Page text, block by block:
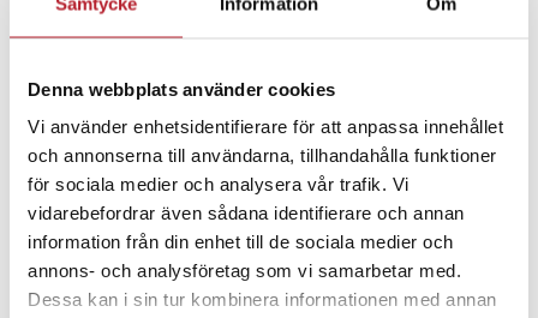
Denna webbplats använder cookies
Vi använder enhetsidentifierare för att anpassa innehållet
och annonserna till användarna, tillhandahålla funktioner
för sociala medier och analysera vår trafik. Vi
vidarebefordrar även sådana identifierare och annan
information från din enhet till de sociala medier och
annons- och analysföretag som vi samarbetar med.
Dessa kan i sin tur kombinera informationen med annan
Allen Bradley (Series B) 1756-L65/B
Allen Bradley (Series B) 1756-L6X/B
Allen Bradley (Series B) 5561
Allen Bradley (Series B) 5562
Allen Bradley (Series B) 5563
Allen Bradley (Series B) 5564
Allen Bradley ControlLogix 5561
Allen Bradley ControlLogix 5562
Allen Bradley ControlLogix 5563
Allen Bradley ControlLogix 5564
Batterier Specialbatterier